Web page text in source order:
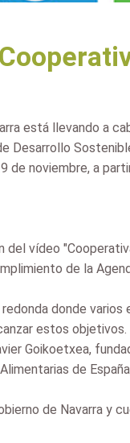
está llevando a
Desarrollo
noviembre, a
del vídeo
de la
donde
estos
Goikoetxea,
de
de Navarra y